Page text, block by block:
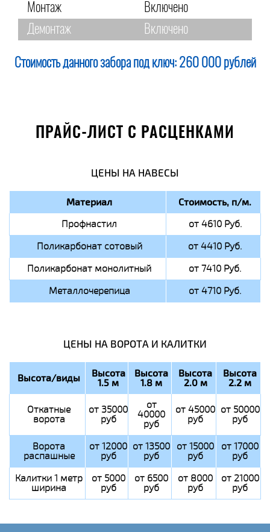
Монтаж
Включено
Демонтаж
Включено
Стоимость данного забора под ключ: 260 000 рублей
ПРАЙС-ЛИСТ С РАСЦЕНКАМИ
ЦЕНЫ НА НАВЕСЫ
Материал Стоимость, п/м.
Профнастил
от 4610 Руб.
Поликарбонат сотовый
от 4410 Руб.
Поликарбонат монолитный
от 7410 Руб.
Металлочерепица
от 4710 Руб.
ЦЕНЫ НА ВОРОТА И КАЛИТКИ
Высота/виды Высота
1.5 м
Высота
1.8 м
Высота
2.0 м
Высота
2.2 м
Откатные
ворота
от 35000
руб
от
40000
руб
от 45000
руб
от 50000
руб
Ворота
распашные
от 12000
руб
от 13500
руб
от 15000
руб
от 17000
руб
Калитки 1 метр
ширина
от 5000
руб
от 6500
руб
от 8000
руб
от 21000
руб